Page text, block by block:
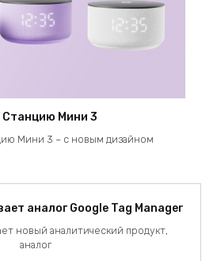
Станцию Мини 3
Мини 3 – с новым дизайном
аналог Google Tag Manager
новый аналитический продукт,
аналог